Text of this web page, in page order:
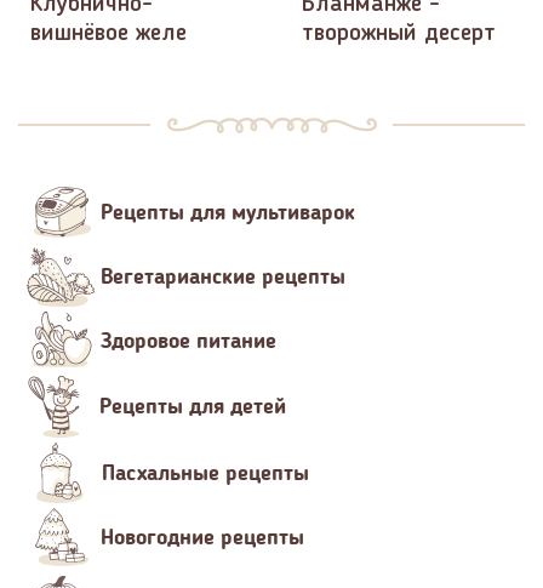
Клубнично-
вишнёвое желе
Бланманже -
творожный десерт
Рецепты для мультиварок
Вегетарианские рецепты
Здоровое питание
Рецепты для детей
Пасхальные рецепты
Новогодние рецепты